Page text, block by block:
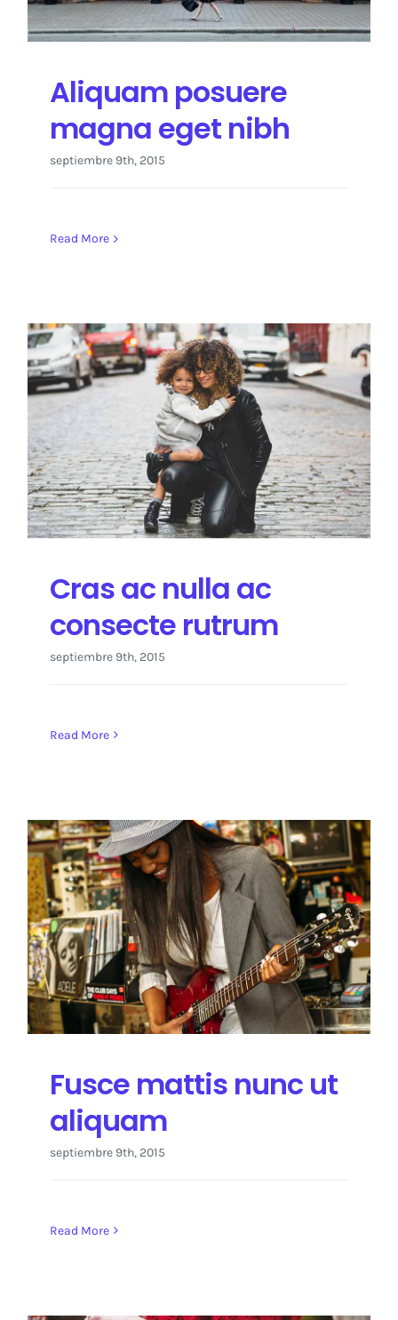
Aliquam posuere
magna eget nibh
septiembre 9th, 2015
Read More
Cras ac nulla ac
consecte rutrum
septiembre 9th, 2015
Read More
Fusce mattis nunc ut
aliquam
septiembre 9th, 2015
Read More